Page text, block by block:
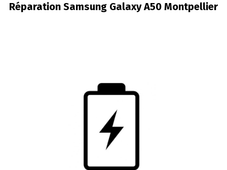
Réparation Samsung Galaxy A50 Montpellier